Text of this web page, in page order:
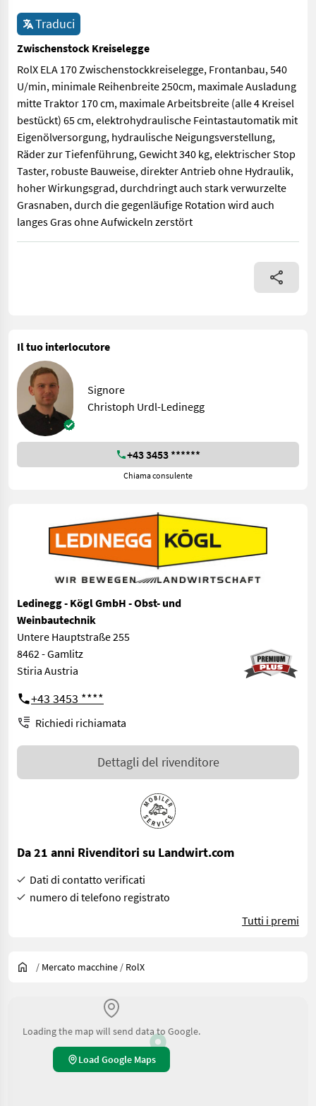
Traduci
Zwischenstock Kreiselegge
RolX ELA 170 Zwischenstockkreiselegge, Frontanbau, 540
U/min, minimale Reihenbreite 250cm, maximale Ausladung
mitte Traktor 170 cm, maximale Arbeitsbreite (alle 4 Kreisel
bestückt) 65 cm, elektrohydraulische Feintastautomatik mit
Eigenölversorgung, hydraulische Neigungsverstellung,
Räder zur Tiefenführung, Gewicht 340 kg, elektrischer Stop
Taster, robuste Bauweise, direkter Antrieb ohne Hydraulik,
hoher Wirkungsgrad, durchdringt auch stark verwurzelte
Grasnaben, durch die gegenläufige Rotation wird auch
langes Gras ohne Aufwickeln zerstört
RolX ELA 170 Zwischenstockkreiselegge, Frontanbau, 540
Il tuo interlocutore
Signore
Christoph Urdl-Ledinegg
+43 3453 ******
Chiama consulente
Ledinegg - Kögl GmbH - Obst- und
Weinbautechnik
Untere Hauptstraße 255
8462 - Gamlitz
Stiria Austria
+43 3453 ****
Richiedi richiamata
Dettagli del rivenditore
Da 21 anni Rivenditori su Landwirt.com
Dati di contatto verificati
numero di telefono registrato
Tutti i premi
/ Mercato macchine / RolX
Loading the map will send data to Google.
Load Google Maps